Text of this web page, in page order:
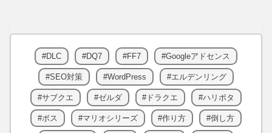
DLC DQ7 FF7 Googleアドセンス
SEO対策 WordPress エルデンリング
サブクエ ゼルダ ドラクエ ハリポタ
ボス マリオシリーズ 作り方 倒し方